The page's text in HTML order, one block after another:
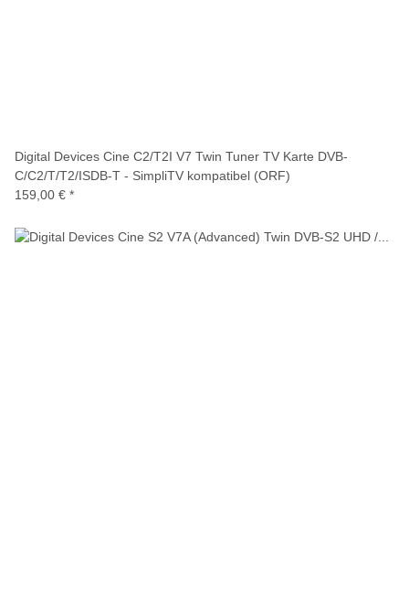
Digital Devices Cine C2/T2I V7 Twin Tuner TV Karte DVB-
C/C2/T/T2/ISDB-T - SimpliTV kompatibel (ORF)
159,00 € *